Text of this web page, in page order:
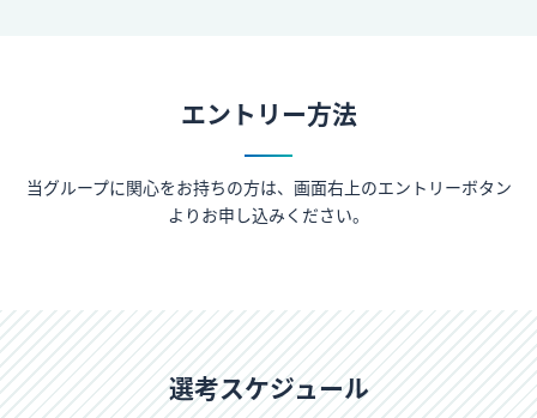
エントリー方法
当グループに関心をお持ちの方は、画面右上のエントリーボタン
よりお申し込みください。
選考スケジュール